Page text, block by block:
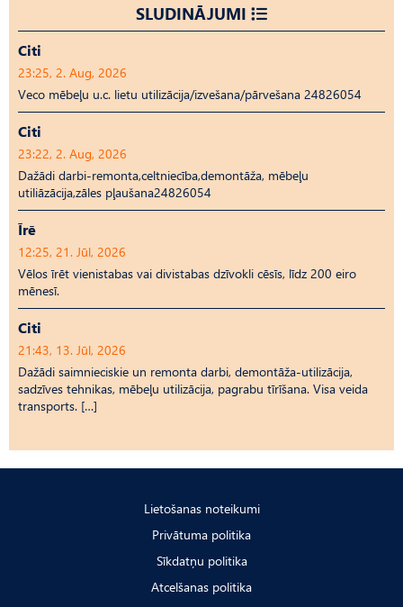
SLUDINĀJUMI
Citi
23:25, 2. Aug, 2026
Veco mēbeļu u.c. lietu utilizācija/izvešana/pārvešana 24826054
Citi
23:22, 2. Aug, 2026
Dažādi darbi-remonta,celtniecība,demontāža, mēbeļu
utiliāzācija,zāles pļaušana24826054
Īrē
12:25, 21. Jūl, 2026
Vēlos īrēt vienistabas vai divistabas dzīvokli cēsīs, līdz 200 eiro
mēnesī.
Citi
21:43, 13. Jūl, 2026
Dažādi saimnieciskie un remonta darbi, demontāža-utilizācija,
sadzīves tehnikas, mēbeļu utilizācija, pagrabu tīrīšana. Visa veida
transports. […]
Lietošanas noteikumi
Privātuma politika
Sīkdatņu politika
Atcelšanas politika